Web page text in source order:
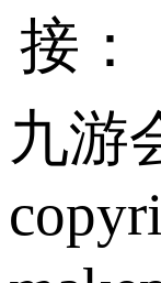
接：
九游